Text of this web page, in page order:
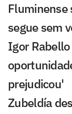
Fluminense
segue sem
Igor
prejudicou'
Zubeldía